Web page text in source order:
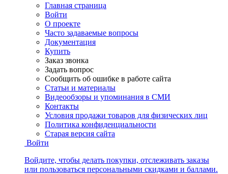
Главная страница
Войти
О проекте
Часто задаваемые вопросы
Документация
Купить
Заказ звонка
Задать вопрос
Сообщить об ошибке в работе сайта
Статьи и материалы
Видеообзоры и упоминания в СМИ
Контакты
Условия продажи товаров для физических лиц
Политика конфиденциальности
Старая версия сайта
Войти
Войдите, чтобы делать покупки, отслеживать заказы
или пользоваться персональными скидками и баллами.